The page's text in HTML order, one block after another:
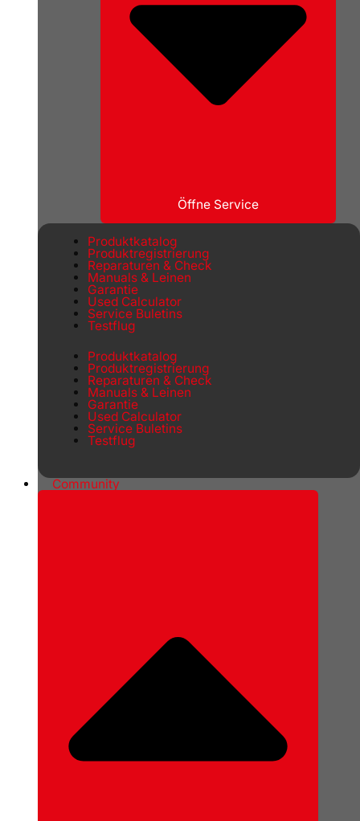
Öffne Service
Produktkatalog
Produktregistrierung
Reparaturen & Check
Manuals & Leinen
Garantie
Used Calculator
Service Buletins
Testflug
Produktkatalog
Produktregistrierung
Reparaturen & Check
Manuals & Leinen
Garantie
Used Calculator
Service Buletins
Testflug
Community